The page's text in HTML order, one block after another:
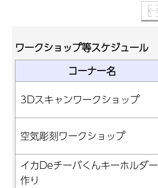
ワークショップ等スケジュール
コーナー名
3Dスキャンワークショップ
空気彫刻ワークショップ
イカDeチーバくんキーホルダー
作り